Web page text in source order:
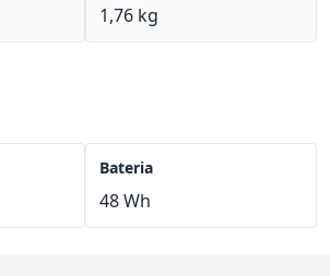
1,76 kg
Bateria
48 Wh